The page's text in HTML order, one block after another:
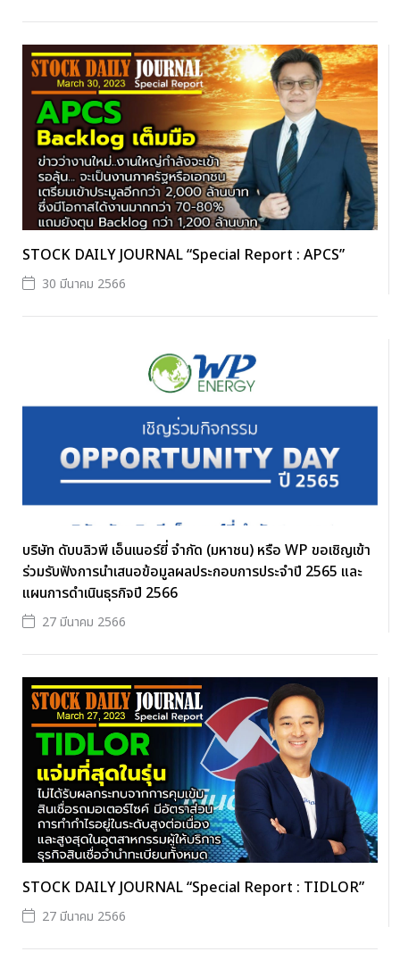
STOCK DAILY JOURNAL “Special Report : APCS”
30 มีนาคม 2566
บริษัท ดับบลิวพี เอ็นเนอร์ยี่ จำกัด (มหาชน) หรือ WP ขอเชิญเข้า
ร่วมรับฟังการนำเสนอข้อมูลผลประกอบการประจำปี 2565 และ
แผนการดำเนินธุรกิจปี 2566
27 มีนาคม 2566
STOCK DAILY JOURNAL “Special Report : TIDLOR”
27 มีนาคม 2566